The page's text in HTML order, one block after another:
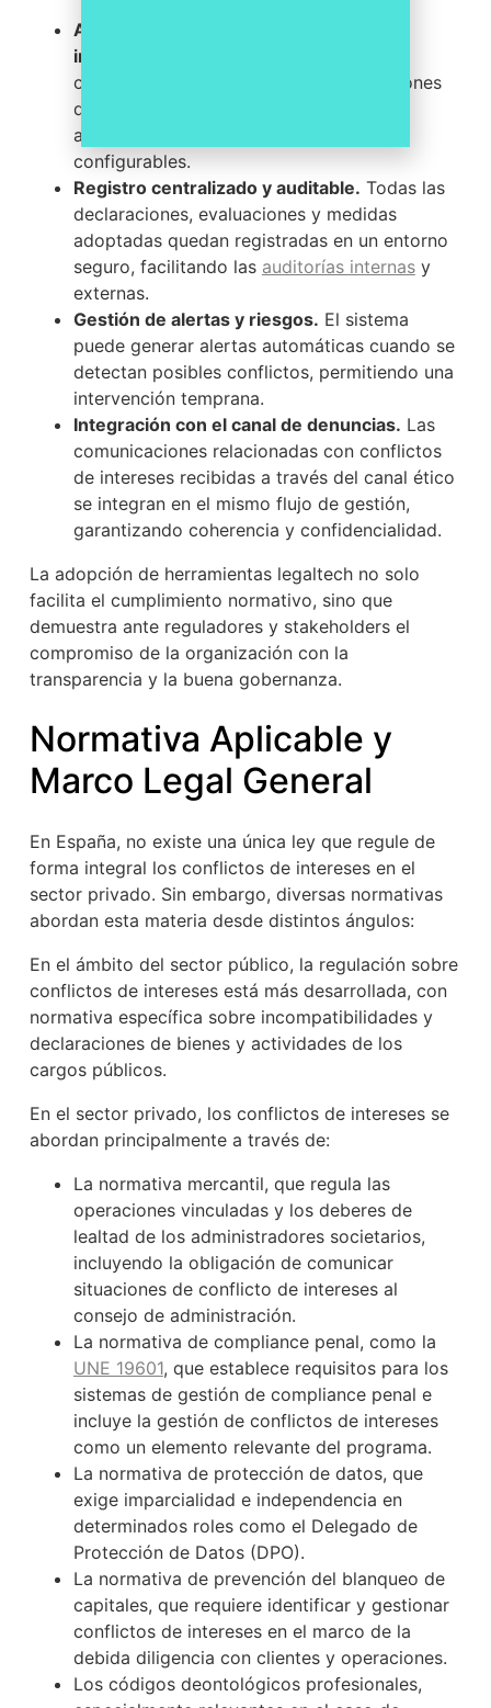
Automatización de declaraciones de
intereses.
cumplimentar y actualizar sus declaraciones
de forma digital, con recordatorios
automáticos y flujos de aprobación
configurables.
Registro centralizado y auditable. Todas las
declaraciones, evaluaciones y medidas
adoptadas quedan registradas en un entorno
seguro, facilitando las auditorías internasy
externas.
Gestión de alertas y riesgos. El sistema
puede generar alertas automáticas cuando se
detectan posibles conflictos, permitiendo una
intervención temprana.
Integración con el canal de denuncias. Las
comunicaciones relacionadas con conflictos
de intereses recibidas a través del canal ético
se integran en el mismo flujo de gestión,
garantizando coherencia y confidencialidad.
La adopción de herramientas legaltech no solo
facilita el cumplimiento normativo, sino que
demuestra ante reguladores y stakeholders el
compromiso de la organización con la
transparencia y la buena gobernanza.
Normativa Aplicable y
Marco Legal General
En España, no existe una única ley que regule de
forma integral los conflictos de intereses en el
sector privado. Sin embargo, diversas normativas
abordan esta materia desde distintos ángulos:
En el ámbito del sector público, la regulación sobre
conflictos de intereses está más desarrollada, con
normativa específica sobre incompatibilidades y
declaraciones de bienes y actividades de los
cargos públicos.
En el sector privado, los conflictos de intereses se
abordan principalmente a través de:
La normativa mercantil, que regula las
operaciones vinculadas y los deberes de
lealtad de los administradores societarios,
incluyendo la obligación de comunicar
situaciones de conflicto de intereses al
consejo de administración.
La normativa de compliance penal, como la
UNE 19601, que establece requisitos para los
sistemas de gestión de compliance penal e
incluye la gestión de conflictos de intereses
como un elemento relevante del programa.
La normativa de protección de datos, que
exige imparcialidad e independencia en
determinados roles como el Delegado de
Protección de Datos (DPO).
La normativa de prevención del blanqueo de
capitales, que requiere identificar y gestionar
conflictos de intereses en el marco de la
debida diligencia con clientes y operaciones.
Los códigos deontológicos profesionales,